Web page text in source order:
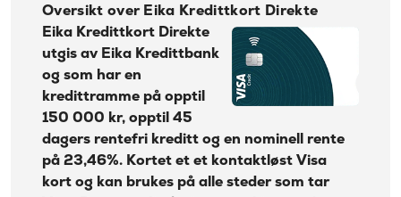
Kontantuttak i
35 kr + 1% av beløp
Kontantuttak i
bank:
35 kr + 1% av beløp
Gebyr
papirfaktura:
45 kr
Valutapåslag:
2%
Reise- og avbestillingsforsikring
ID-tyveriforsikring
Betal med Google Pay og Samsung Pay
Beregn kostnadene dine med Eika kredittkort
direkte
Eika Kredittkort Direkte fordeler
Oversikt over Eika Kredittkort Direkte
Eika Kredittkort Direkte
utgis av Eika Kredittbank
og som har en
kredittramme på opptil
150 000 kr, opptil 45
dagers rentefri kreditt og en nominell rente
på 23,46%. Kortet et et kontaktløst Visa
kort og kan brukes på alle steder som tar